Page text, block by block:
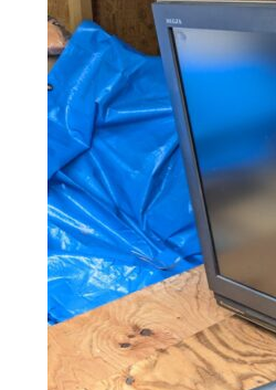
選ばれる理由
解体工事の流れ
会社概要
施工事例